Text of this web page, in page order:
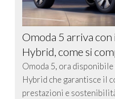
Omoda 5 arriva
Hybrid, come si
Omoda 5, ora
Hybrid che garantisce il
prestazioni e